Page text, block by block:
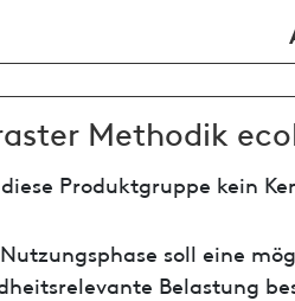
Methodik
Produktgruppe kein
soll eine
Belastung